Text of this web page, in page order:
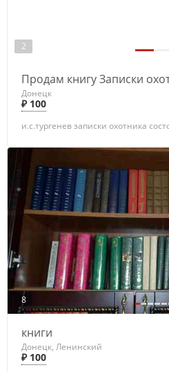
2
Продам книгу Записки
Донецк
₽ 100
и.с.тургенев записки охотника
8
книги
Донецк, Ленинский
₽ 100